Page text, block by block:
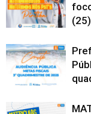
(25)